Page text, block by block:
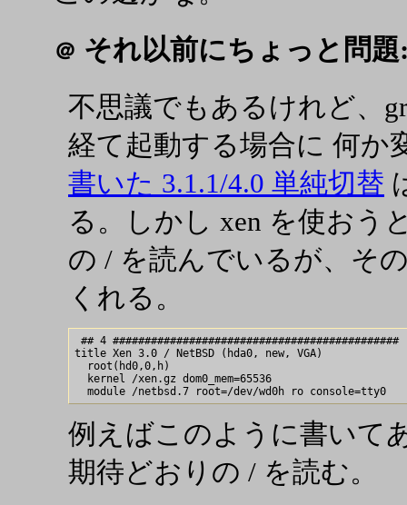
＠ それ以前にちょっと問題
不思議でもあるけれど、
経て起動する場合に 何
書いた 3.1.1/4.0 単純切替
る。しかし xen を使おう
の / を読んでいるが、そ
くれる。
## 4 #############################################
title Xen 3.0 / NetBSD (hda0, new, VGA)
  root(hd0,0,h)
  kernel /xen.gz dom0_mem=65536
例えばこのように書いて
期待どおりの / を読む。